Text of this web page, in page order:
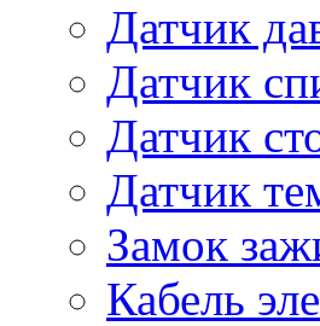
Датчик
Датчик
Датчик
Датчик
Замок
Кабель